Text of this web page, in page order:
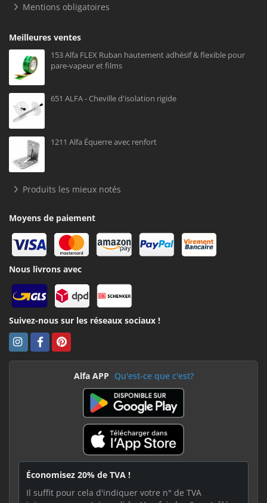
Mentions obligatoires
Meilleures ventes
153 Alfa FLEX Ruban hautement adhésif & flexible pour
pare-vapeur et films
651 ALFA - Cheville d'isolation rigide
1211 Alfa Équerre avec renfort
Produits les mieux notés
Moyens de paiement
Nous livrons avec
Suivez-nous sur les réseaux sociaux !
Alfa APP Qu'est-ce que c'est?
Économisez 20% de TVA !
Il suffit pour cela d'indiquer votre n° de TVA